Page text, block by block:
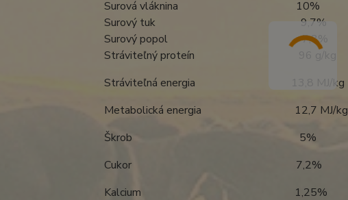
Surová vláknina 10%
Surový tuk 9,7%
Surový popol 7,8%
Stráviteľný proteín 96 g/kg
Stráviteľná energia 13,8 MJ/kg
Metabolická energia 12,7 MJ/kg
Škrob 5%
Cukor 7,2%
Kalcium 1,25%